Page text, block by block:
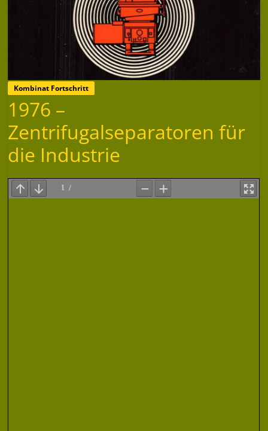
Kombinat Fortschritt
1976 –
Zentrifugalseparatoren für
die Industrie